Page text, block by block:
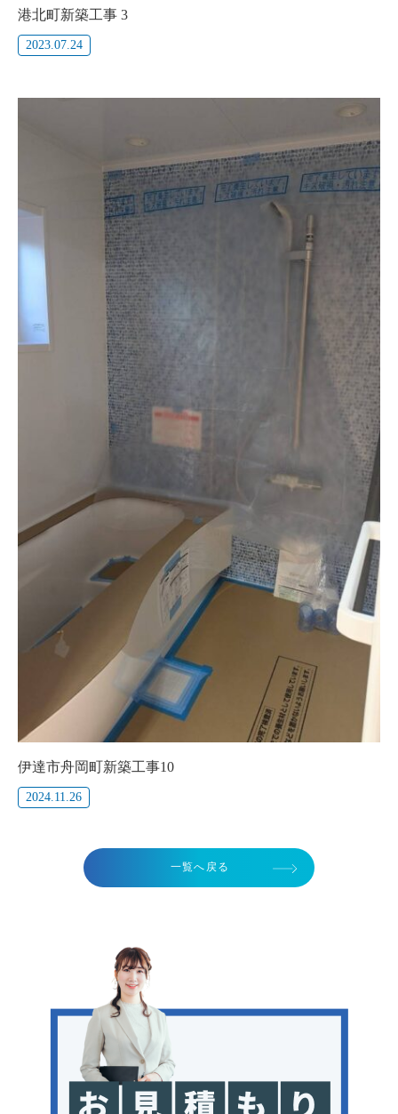
港北町新築工事 3
2023.07.24
伊達市舟岡町新築工事10
2024.11.26
一覧へ戻る